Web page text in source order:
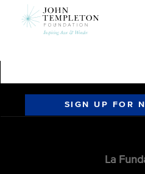
SIGN UP FOR
La